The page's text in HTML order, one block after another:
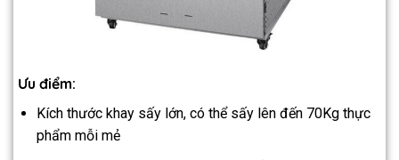
Ưu điểm:
Kích thước khay sấy lớn, có thể sấy lên đến 70Kg thực
phẩm mỗi mẻ